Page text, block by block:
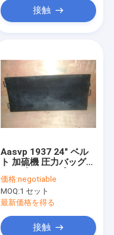
接触
Aasvp 1937 24" ベル
ト 加硫機 圧力バッグ
ープ ツール キット
価格:negotiable
MOQ:1 セット
最新価格を得る
接触